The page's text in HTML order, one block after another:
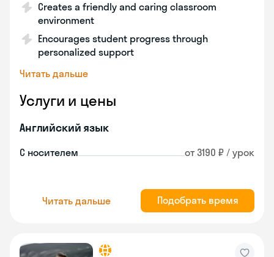
Creates a friendly and caring classroom
environment
Encourages student progress through
personalized support
Читать дальше
Услуги и цены
Английский язык
С носителем от 3190 ₽ / урок
Читать дальше Подобрать время